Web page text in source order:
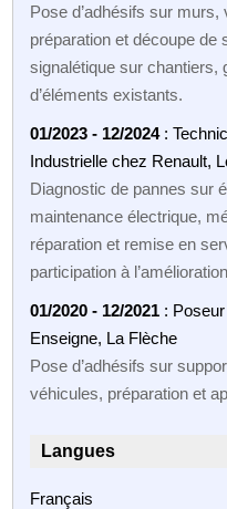
Pose d’adhésifs sur murs,
préparation et découpe de
signalétique sur chantiers,
d’éléments existants.
01/2023 - 12/2024:
Industrielle chez Renault,
Diagnostic de pannes sur
maintenance électrique,
réparation et remise en
participation à
01/2020 - 12/2021 :
Enseigne, La Flèche
Pose d’adhésifs sur
véhicules, préparation et
Langues
Français